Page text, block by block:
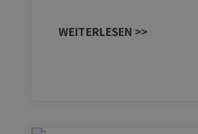
WEITERLESEN >>